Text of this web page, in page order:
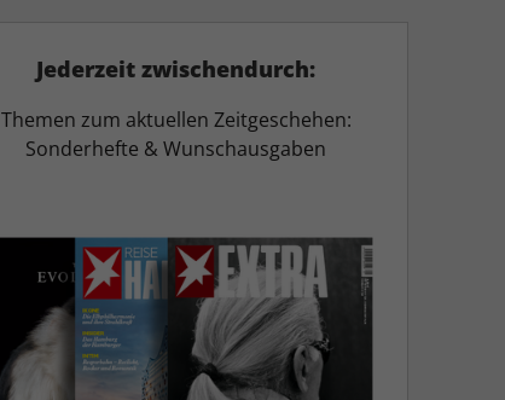
Jederzeit zwischendurch:
Themen zum aktuellen Zeitgeschehen:
Sonderhefte & Wunschausgaben